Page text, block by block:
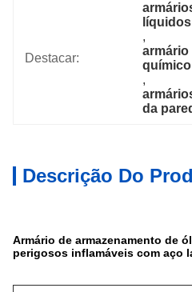
Destacar:
líquidos
,
armário
,
da
Descrição Do
Armário de armazenamento de
perigosos inflamáveis com aço